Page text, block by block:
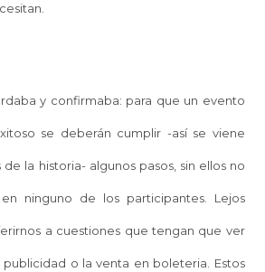
y confirmaba: para que un evento
se deberán cumplir -así se viene
la historia- algunos pasos, sin ellos no
ninguno de los participantes. Lejos
a cuestiones que tengan que ver
o la venta en boleteria. Estos